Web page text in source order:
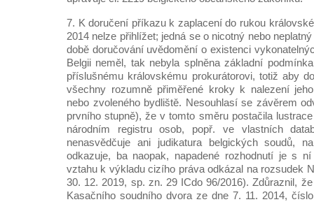
7. K doručení příkazu k zaplacení do rukou
2014 nelze přihlížet; jedná se o nicotný nebo
době doručování uvědomění o existenci
Belgii neměl, tak nebyla splněna základní
příslušnému královskému prokurátorovi, totiž aby
všechny rozumně přiměřené kroky k nalezení
nebo zvoleného bydliště. Nesouhlasí se závěrem
prvního stupně), že v tomto směru postačila
národním registru osob, popř. ve vlastních
nenasvědčuje ani judikatura belgických soudů,
odkazuje, ba naopak, napadené rozhodnutí je s
vztahu k výkladu cizího práva odkázal na rozsudek
30. 12. 2019, sp. zn. 29 ICdo 96/2016). Zdůraznil,
Kasačního soudního dvora ze dne 7. 11. 2014,